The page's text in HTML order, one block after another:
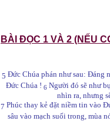
BÀI ĐỌC 1 VÀ 2 (NẾU
5 Đức Chúa phán như sau: Đáng
Đức Chúa ! 6 Người đó sẽ như
nhìn ra, nhưng
7 Phúc thay kẻ đặt niềm tin vào
sâu vào mạch suối trong, mùa